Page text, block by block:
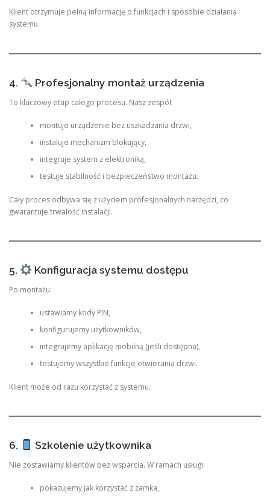
Klient otrzymuje pełną informację o funkcjach i sposobie działania
systemu.
4. Profesjonalny montaż urządzenia
To kluczowy etap całego procesu. Nasz zespół:
montuje urządzenie bez uszkadzania drzwi,
instaluje mechanizm blokujący,
integruje system z elektroniką,
testuje stabilność i bezpieczeństwo montażu.
Cały proces odbywa się z użyciem profesjonalnych narzędzi, co
gwarantuje trwałość instalacji.
5. Konfiguracja systemu dostępu
Po montażu:
ustawiamy kody PIN,
konfigurujemy użytkowników,
integrujemy aplikację mobilną (jeśli dostępna),
testujemy wszystkie funkcje otwierania drzwi.
Klient może od razu korzystać z systemu.
6. Szkolenie użytkownika
Nie zostawiamy klientów bez wsparcia. W ramach usługi:
pokazujemy jak korzystać z zamka,